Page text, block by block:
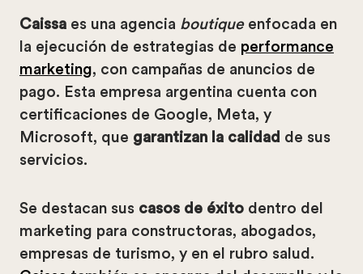
Caissa es una agencia boutiqueenfocada en
la ejecución de estrategias de performance
marketing, con campañas de anuncios de
pago. Esta empresa argentina cuenta con
certificaciones de Google, Meta, y
Microsoft, que garantizan la calidad de sus
servicios.
Se destacan sus casos de éxito dentro del
marketing para constructoras, abogados,
empresas de turismo, y en el rubro salud.